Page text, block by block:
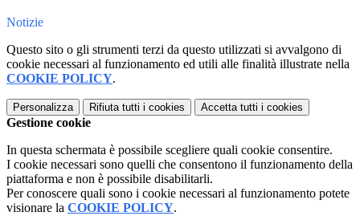
Notizie
Questo sito o gli strumenti terzi da questo utilizzati si avvalgono di
cookie necessari al funzionamento ed utili alle finalità illustrate nella
COOKIE POLICY.
Personalizza Rifiuta tutti i cookies Accetta tutti i cookies
Gestione cookie
In questa schermata è possibile scegliere quali cookie consentire.
I cookie necessari sono quelli che consentono il funzionamento della
piattaforma e non è possibile disabilitarli.
Per conoscere quali sono i cookie necessari al funzionamento potete
visionare la COOKIE POLICY.